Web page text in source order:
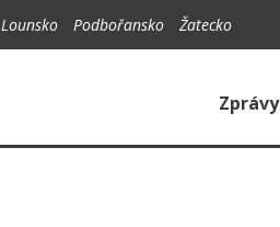
Lounsko Podbořansko Žatecko
Zprávy